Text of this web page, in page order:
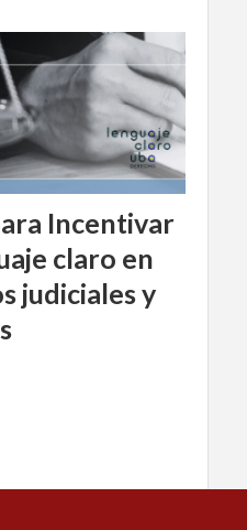
Incentivar
claro en
judiciales y